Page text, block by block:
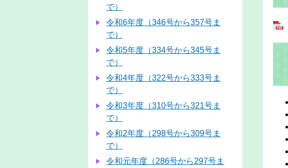
で）
令和6年度（346号から357号ま
で）
令和5年度（334号から345号ま
で）
令和4年度（322号から333号ま
で）
令和3年度（310号から321号ま
で）
令和2年度（298号から309号ま
で）
令和元年度（286号から297号ま